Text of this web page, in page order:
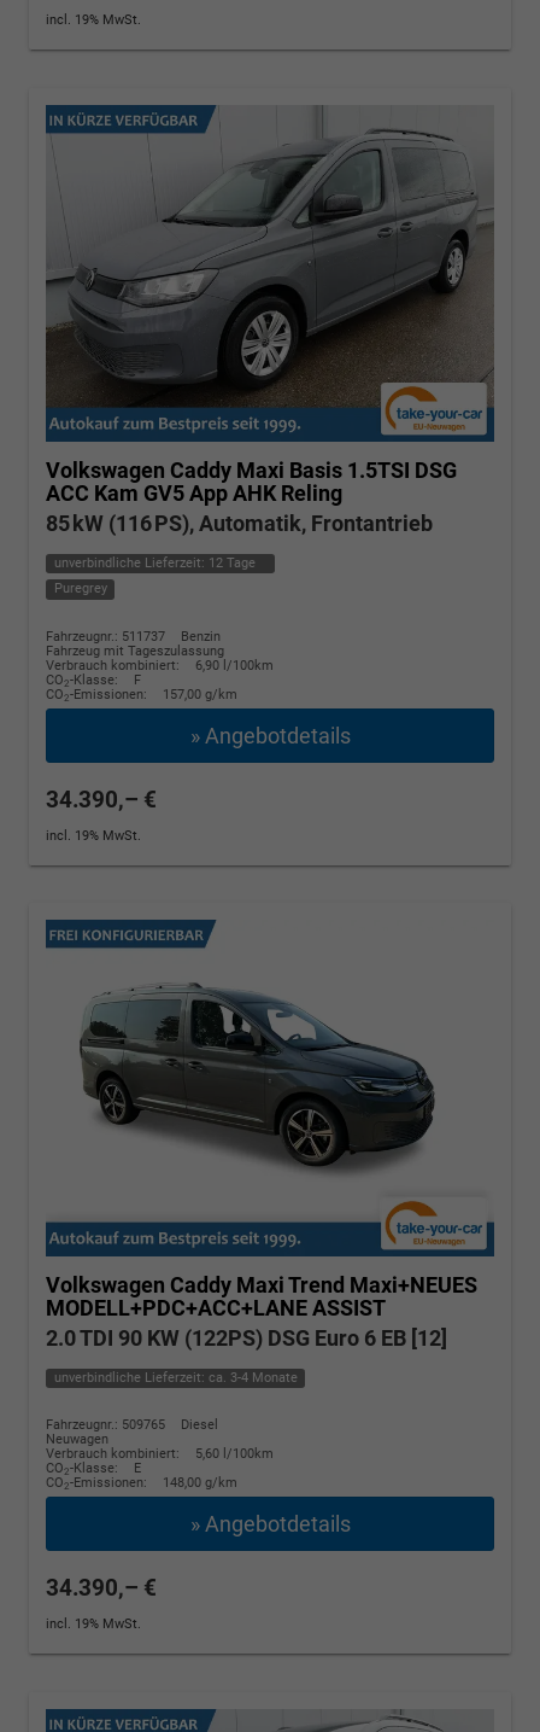
incl. 19% MwSt.
Volkswagen Caddy Maxi Basis 1.5TSI DSG
ACC Kam GV5 App AHK Reling
85 kW (116 PS), Automatik, Frontantrieb
unverbindliche Lieferzeit: 12 Tage
Puregrey
Fahrzeugnr.: 511737
Benzin
Fahrzeug mit Tageszulassung
Verbrauch kombiniert:
6,90 l/100km
CO2-Klasse:
F
CO2-Emissionen: 157,00 g/km
» Angebotdetails
34.390,– €
incl. 19% MwSt.
Volkswagen Caddy MaxiTrend Maxi+NEUES
MODELL+PDC+ACC+LANE ASSIST
2.0 TDI 90 KW (122PS) DSG Euro 6 EB [12]
unverbindliche Lieferzeit: ca. 3-4 Monate
Fahrzeugnr.: 509765
Diesel
Neuwagen
Verbrauch kombiniert:
5,60 l/100km
CO2-Klasse:
E
CO2-Emissionen: 148,00 g/km
» Angebotdetails
34.390,– €
incl. 19% MwSt.